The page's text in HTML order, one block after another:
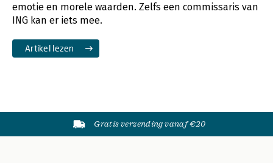
emotie en morele waarden. Zelfs een commissaris van
ING kan er iets mee.
Artikel lezen
Gratis verzending vanaf €20